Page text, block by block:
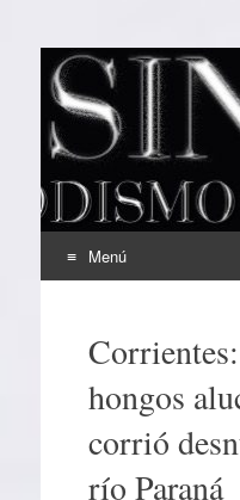
EL
Periodismo
Menú
contenido
hongos
corrió
río Paraná